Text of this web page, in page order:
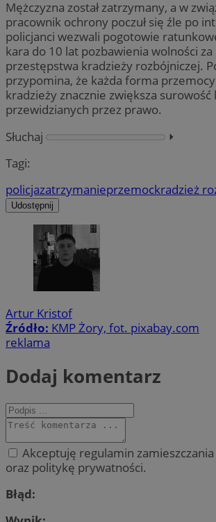
Mężczyzna został zatrzymany, a w
pracownik ochrony poczuł się źle po
policjanci wezwali pogotowie
kara do 10 lat pozbawienia wolności za
przestępstwa kradzieży rozbójniczej.
przypomina, że każda forma
kradzieży znacznie zwiększa surowość
przewidzianych przez prawo.
Słuchaj
⏵︎
Tagi:
policjazatrzymanieprzemockradzież
Udostępnij
Artur Kristof
Źródło: KMP Żory, fot. pixabay.com
reklama
Dodaj komentarz
Akceptuję regulamin
oraz politykę prywatności.
Błąd: